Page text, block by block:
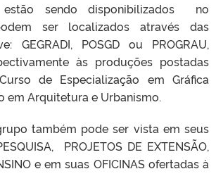
estão sendo disponibilizados no
ser localizados através das
GEGRADI, POSGD ou PROGRAU,
às produções postadas
de Especialização em Gráfica
em Arquitetura e Urbanismo.
também pode ser vista em seus
PROJETOS DE EXTENSÃO,
e em suas OFICINAS ofertadas à